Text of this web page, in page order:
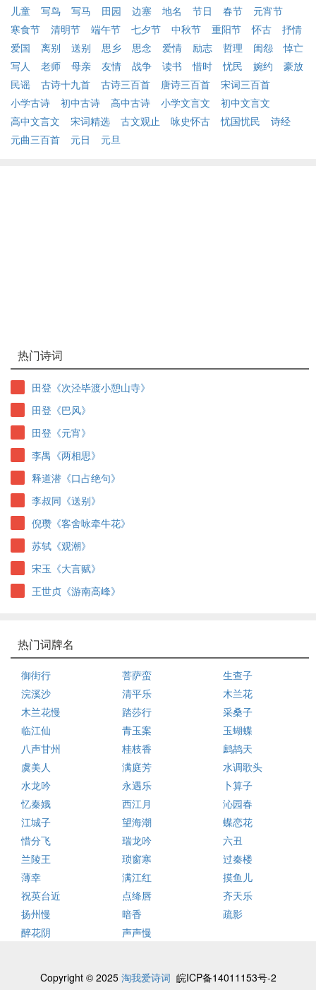
儿童
写鸟 写马 田园 边塞 地名 节日 春节
元宵节
寒食节
清明节 端午节 七夕节 中秋节 重阳节 怀古
抒情
爱国
离别 送别 思乡 思念 爱情 励志 哲理 闺怨
悼亡
写人
老师 母亲 友情 战争 读书 惜时 忧民 婉约
豪放
民谣
古诗十九首 古诗三百首 唐诗三百首
宋词三百首
小学古诗
初中古诗 高中古诗 小学文言文
初中文言文
高中文言文
宋词精选 古文观止 咏史怀古 忧国忧民
诗经
元曲三百首
元日 元旦
热门诗词
田登《次泾毕渡小憩山寺》
田登《巴风》
田登《元宵》
李禺《两相思》
释道潜《口占绝句》
李叔同《送别》
倪瓒《客舍咏牵牛花》
苏轼《观潮》
宋玉《大言赋》
王世贞《游南高峰》
热门词牌名
御街行 菩萨蛮
生查子
浣溪沙
清平乐
木兰花
木兰花慢
踏莎行
采桑子
临江仙
青玉案
玉蝴蝶
八声甘州
桂枝香
鹧鸪天
虞美人
满庭芳
水调歌头
水龙吟
永遇乐
卜算子
忆秦娥
西江月
沁园春
江城子
望海潮
蝶恋花
惜分飞
瑞龙吟
六丑
兰陵王
琐窗寒
过秦楼
薄幸
满江红
摸鱼儿
祝英台近
点绛唇
齐天乐
扬州慢
暗香
疏影
醉花阴
声声慢
Copyright © 2025 淘我爱诗词 皖ICP备14011153号-2